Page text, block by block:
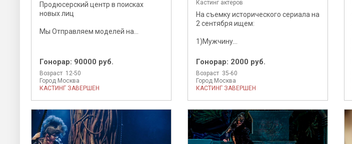
Продюсерский центр в поисках
новых лиц
Мы Отправляем моделей на...
Гонорар: 90000 руб.
Возраст 12-50
Город Москва
КАСТИНГ ЗАВЕРШЕН
Кастинг актеров
На съемку исторического сериала на
2 сентября ищем:
1)Мужчину...
Гонорар: 2000 руб.
Возраст 35-60
Город Москва
КАСТИНГ ЗАВЕРШЕН